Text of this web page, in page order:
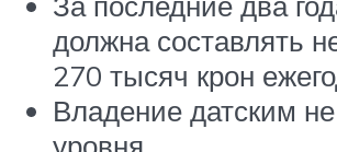
должна составлять
270 тысяч крон
Владение датским
уровня.